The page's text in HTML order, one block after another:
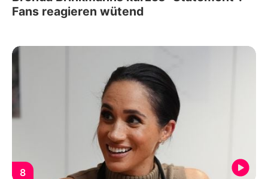
Fans reagieren wütend
8